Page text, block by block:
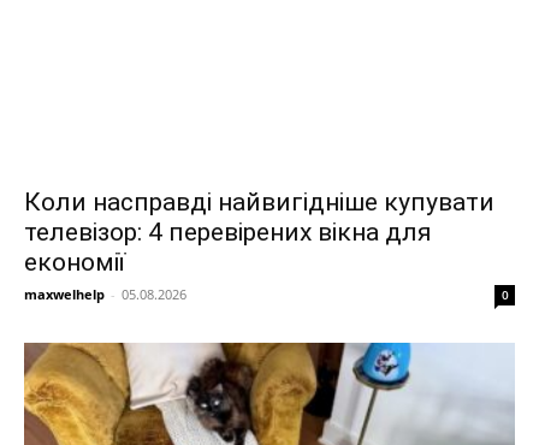
Коли насправді найвигідніше купувати
телевізор: 4 перевірених вікна для
економії
maxwelhelp - 05.08.2026 0